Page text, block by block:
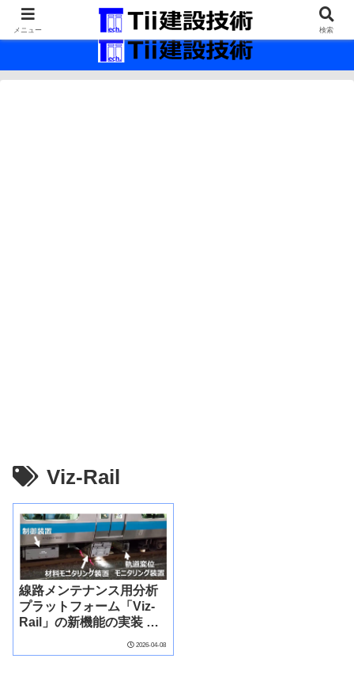
最新の建設技術の情報インフラ。
Viz-Rail
線路メンテナンス用分析
プラットフォーム「Viz-
Rail」の新機能の実装 ～
りレール張り出し現象の
2026-04-08
メニュー 検索